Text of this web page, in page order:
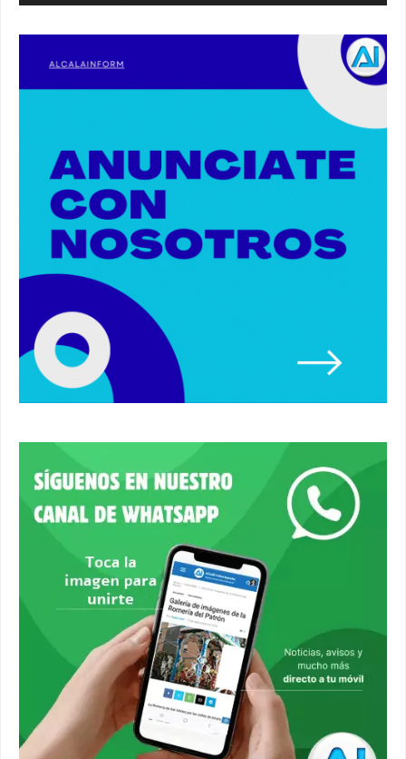
altura de Alcalá. #atraco #alcaladeguadaira
Robaban a narcotraficantes, hay registros en
Alcalá. #policia #narcos
Nueva iluminación del Parque Oromana.
#alcaladeguadaira #luz #iluminacion
00:55
Premio de Medio Ambiente para el CEIP San
Mateo. #alcaladeguadaira #premios #colegio
Paseo de caballos. #alcaladeguadaira #ferias
#caballos
Un autobús ha golpeado a otro en el recinto
ferial. #accidente #alcaladeguadaira #ferias